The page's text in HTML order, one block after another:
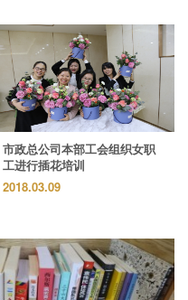
市政总公司本部工会组织女职
工进行插花培训
2018.03.09